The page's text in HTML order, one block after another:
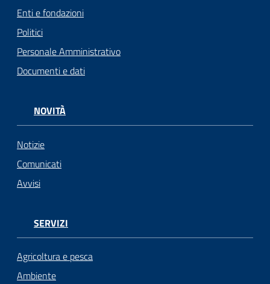
Enti e fondazioni
Politici
Personale Amministrativo
Documenti e dati
NOVITÀ
Notizie
Comunicati
Avvisi
SERVIZI
Agricoltura e pesca
Ambiente